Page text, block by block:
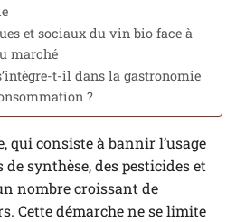
et sociaux du vin bio face à
marché
t-il dans la gastronomie
?
qui consiste à bannir l’usage
synthèse, des pesticides et
nombre croissant de
Cette démarche ne se limite